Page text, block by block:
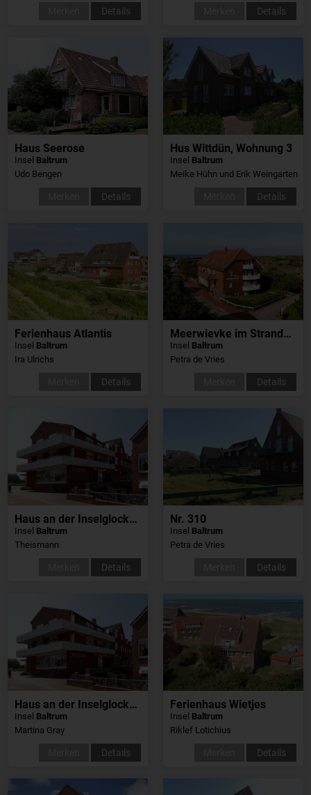
Details Details
Haus Seerose
Insel Baltrum
Udo Bengen
Details
Hus Wittdün, Wohnung 3
Insel Baltrum
Meike Hühn und Erik Weingarten
Details
Ferienhaus Atlantis
Insel Baltrum
Ira Ulrichs
Details
Meerwievke im Strandschlösschen
Insel Baltrum
Petra de Vries
Details
Haus an der Inselglocke, Whg20
Insel Baltrum
Theismann
Details
Nr. 310
Insel Baltrum
Petra de Vries
Details
Haus an der Inselglocke, Weitblick
Insel Baltrum
Martina Gray
Details
Ferienhaus Wietjes
Insel Baltrum
Riklef Lotichius
Details